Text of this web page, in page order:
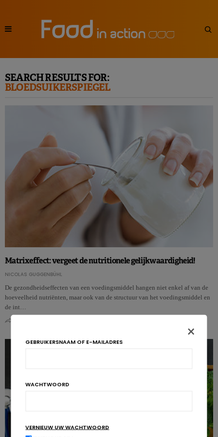
SEARCH RESULTS FOR:
BLOEDSUIKERSPIEGEL
Matrixeffect: vergeet de nutritionele gelijkwaardigheid!
NICOLAS GUGGENBÜHL
De gezondheidseffecten van een voedingsmiddel hangen niet enkel af van de
hoeveelheid nutriënten, maar ook van de structuur van het voedingsmiddel en
de int…
×
GEBRUIKERSNAAM OF E-MAILADRES
WACHTWOORD
VERNIEUW UW WACHTWOORD